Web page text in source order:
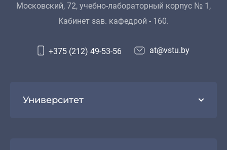
Московский, 72, учебно-лабораторный корпус № 1,
Кабинет зав. кафедрой - 160.
+375 (212) 49-53-56 at@vstu.by
Университет